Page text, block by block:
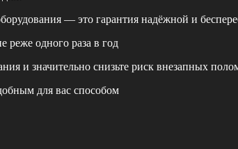
— это гарантия надёжной и
реже одного раза в год
и значительно снизьте риск внезапных
для вас способом